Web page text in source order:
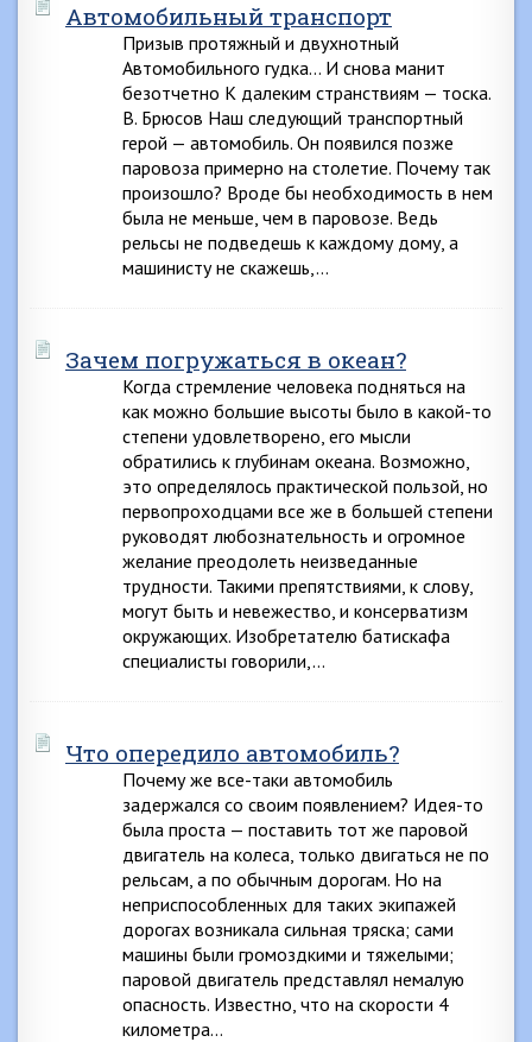
Автомобильный транспорт
Призыв протяжный и двухнотный
Автомобильного гудка… И снова манит
безотчетно К далеким странствиям — тоска.
В. Брюсов Наш следующий транспортный
герой — автомобиль. Он появился позже
паровоза примерно на столетие. Почему так
произошло? Вроде бы необходимость в нем
была не меньше, чем в паровозе. Ведь
рельсы не подведешь к каждому дому, а
машинисту не скажешь,…
Зачем погружаться в океан?
Когда стремление человека подняться на
как можно большие высоты было в какой-то
степени удовлетворено, его мысли
обратились к глубинам океана. Возможно,
это определялось практической пользой, но
первопроходцами все же в большей степени
руководят любознательность и огромное
желание преодолеть неизведанные
трудности. Такими препятствиями, к слову,
могут быть и невежество, и консерватизм
окружающих. Изобретателю батискафа
специалисты говорили,…
Что опередило автомобиль?
Почему же все-таки автомобиль
задержался со своим появлением? Идея-то
была проста — поставить тот же паровой
двигатель на колеса, только двигаться не по
рельсам, а по обычным дорогам. Но на
неприспособленных для таких экипажей
дорогах возникала сильная тряска; сами
машины были громоздкими и тяжелыми;
паровой двигатель представлял немалую
опасность. Известно, что на скорости 4
километра…